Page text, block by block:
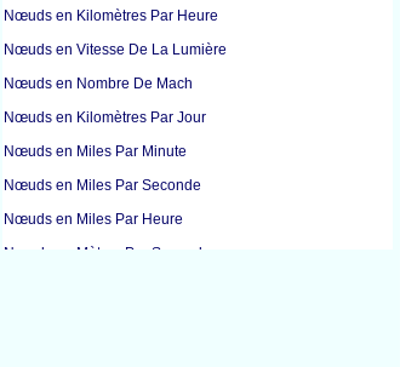
Nœuds en Kilomètres Par Heure
Nœuds en Vitesse De La Lumière
Nœuds en Nombre De Mach
Nœuds en Kilomètres Par Jour
Nœuds en Miles Par Minute
Nœuds en Miles Par Seconde
Nœuds en Miles Par Heure
Nœuds en Mètres Par Seconde